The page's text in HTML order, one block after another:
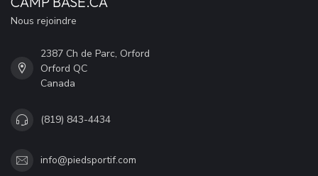
Nous rejoindre
2387 Ch de Parc, Orford
Orford QC
Canada
(819) 843-4434
info@piedsportif.com